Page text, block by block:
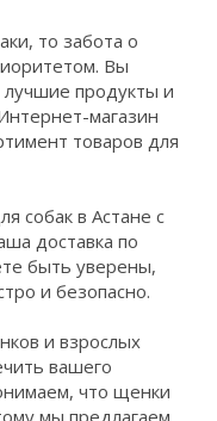
то забота о
Вы
лучшие продукты и
магазин
товаров для
собак в Астане с
доставка по
быть уверены,
и безопасно.
и взрослых
вашего
что щенки
мы предлагаем